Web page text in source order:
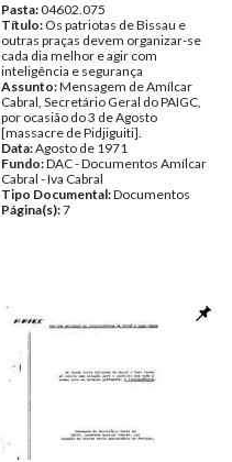
Pasta:04602.075
Título: Os patriotas de Bissau e
outras praças devem organizar-se
cada dia melhor e agir com
inteligência e segurança
Assunto:Mensagem de Amílcar
Cabral, Secretário Geral do PAIGC,
por ocasião do 3 de Agosto
[massacre de Pidjiguiti].
Data:Agosto de 1971
Fundo:DAC - Documentos Amílcar
Cabral - Iva Cabral
Tipo Documental:Documentos
Página(s):7